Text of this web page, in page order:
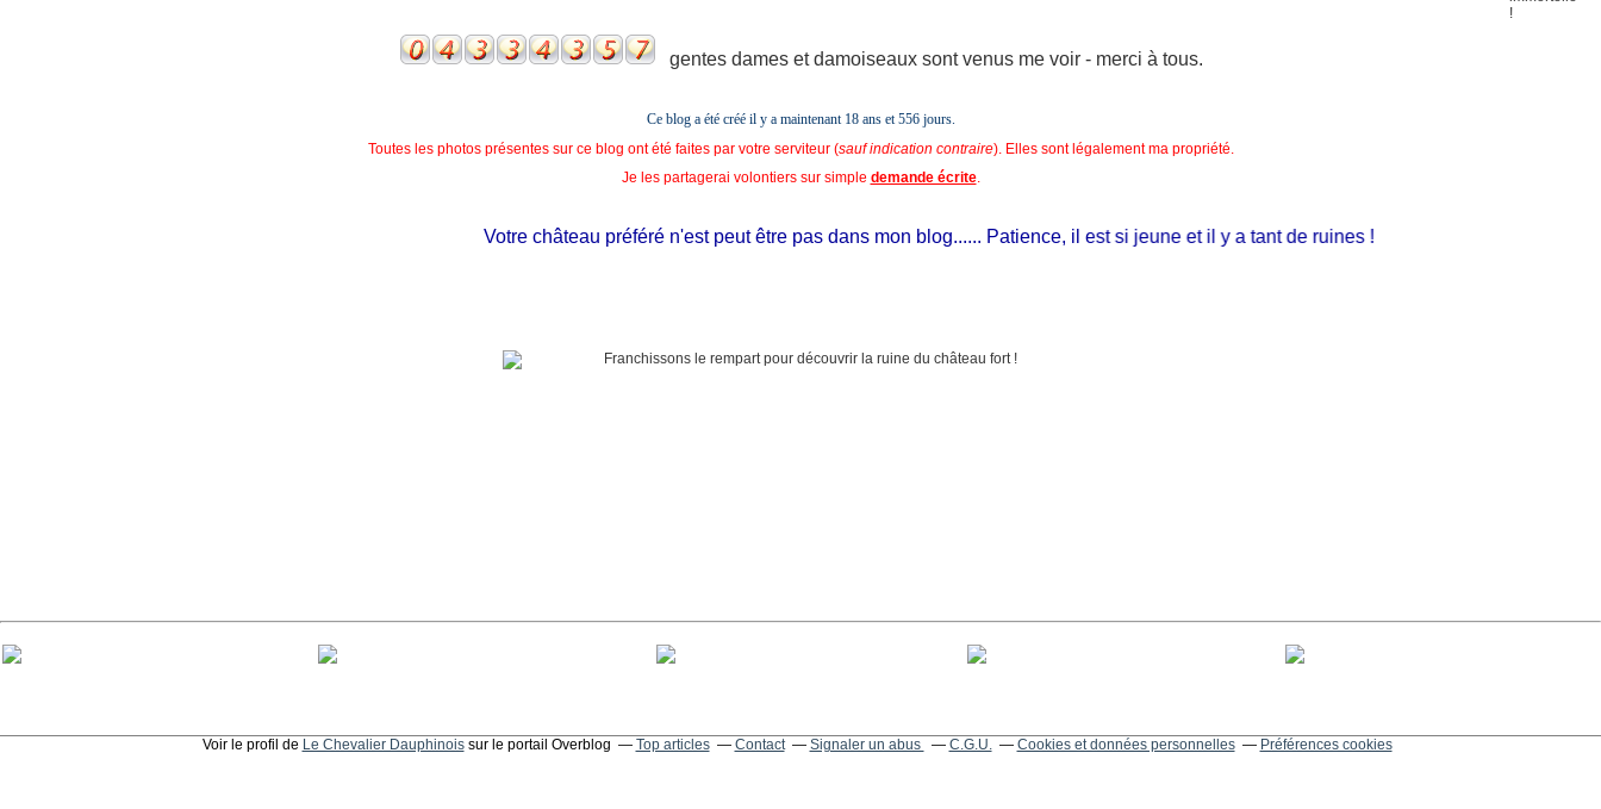
gentes dames et damoiseaux sont venus me voir - merci à tous.
Ce blog a été créé il y a maintenant 18 ans et 556 jours.
Toutes les photos présentes sur ce blog ont été faites par votre serviteur (sauf indication contraire). Elles sont légalement ma propriété.
Je les partagerai volontiers sur simple demande écrite.
Votre château préféré n'est peut être pas dans mon blog...... Patience, il est si jeune et il y a tant de ruines !
Voir le profil de Le Chevalier Dauphinoissur le portail Overblog Top articles Contact Signaler un abus C.G.U. Cookies et données personnelles Préférences cookies